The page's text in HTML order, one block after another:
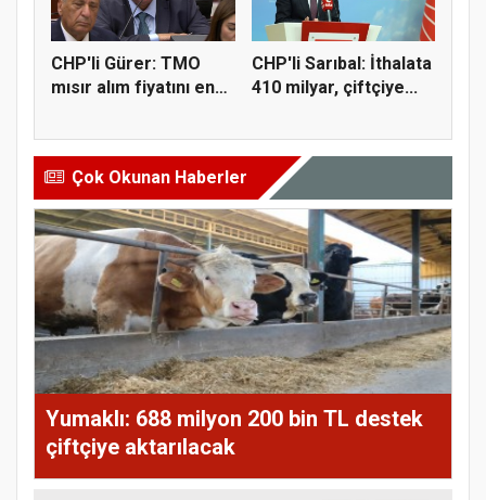
CHP'li Gürer: TMO
mısır alım fiyatını en
CHP'li Sarıbal: İthalata
410 milyar, çiftçiye...
Çok Okunan Haberler
Yumaklı: 688 milyon 200 bin TL destek
çiftçiye aktarılacak